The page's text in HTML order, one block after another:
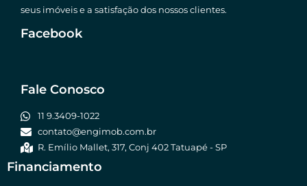
seus imóveis e a satisfação dos nossos clientes.
Facebook
Fale Conosco
11 9.3409-1022
contato@engimob.com.br
R. Emílio Mallet, 317, Conj 402 Tatuapé - SP
Financiamento